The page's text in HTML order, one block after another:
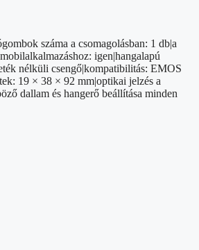
száma a csomagolásban: 1 db|a
igen|hangalapú
nélküli csengő|kompatibilitás: EMOS
19 × 38 × 92 mm|optikai jelzés a
dallam és hangerő beállítása minden